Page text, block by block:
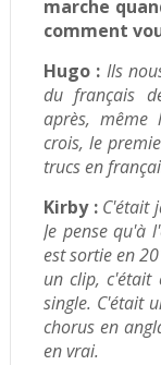
marche
comment
Hugo : Ils
du français
après, même
crois, le
trucs en
Kirby : C'était
Je pense qu'à
est sortie en
un clip, c'était
single. C'était
chorus en
en vrai.